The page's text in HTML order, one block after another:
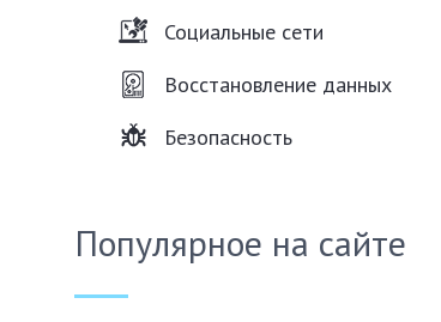
Социальные сети
Восстановление данных
Безопасность
Популярное на сайте